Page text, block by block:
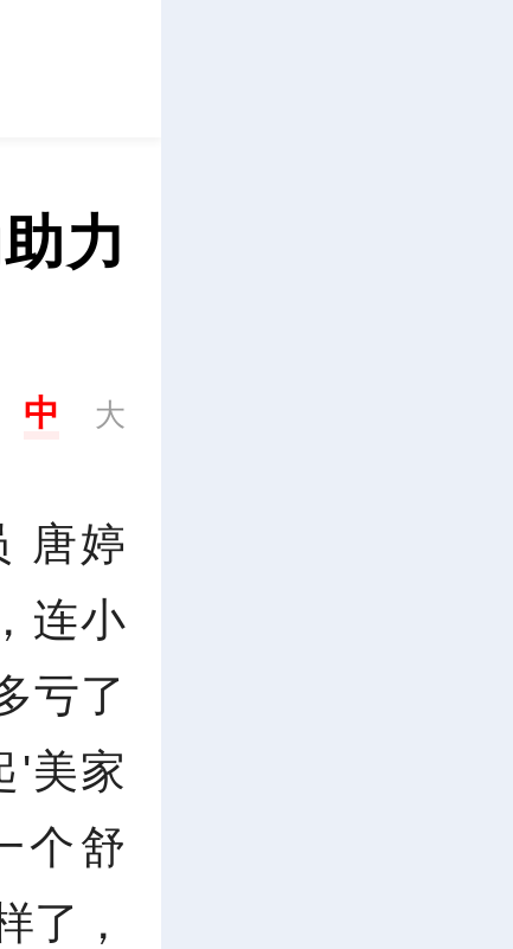
力
中 大
唐婷
连小
亏了
'美家
个舒
了，